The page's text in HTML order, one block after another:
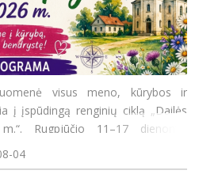
visus meno, kūrybos ir
į įspūdingą renginių ciklą „Dailės
Rugpjūčio 11–17 dienomis
siūlys ne tik edukacijas
bei ku
04